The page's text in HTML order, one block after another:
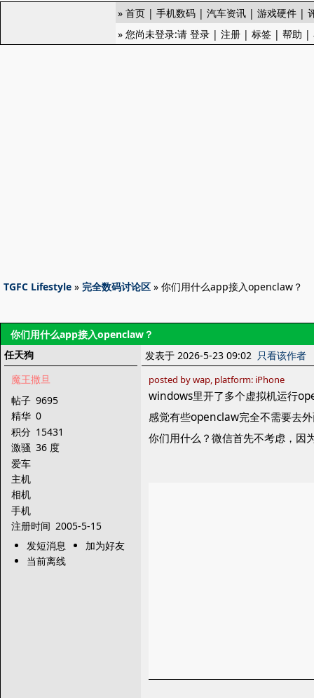
» 首页 | 手机数码 | 汽车资讯 | 游戏硬件 |
» 您尚未登录:请 登录 | 注册 | 标签 | 帮助 |
TGFC Lifestyle » 完全数码讨论区 » 你们用什么app接入openclaw？
你们用什么app接入openclaw？
任天狗
魔王撒旦
帖子 9695
精华 0
积分 15431
激骚 36 度
爱车
主机
相机
手机
注册时间 2005-5-15
发短消息
加为好友
当前离线
发表于 2026-5-23 09:02 只看该作者
posted by wap, platform: iPhone
windows里开了多个虚拟机运行
感觉有些openclaw完全不需要去
你们用什么？微信首先不考虑，因